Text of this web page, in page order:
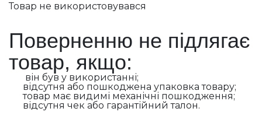
Товар не використовувався
Поверненню не підлягає
товар, якщо:
він був у використанні;
відсутня або пошкоджена упаковка товару;
товар має видимі механічні пошкодження;
відсутня чек або гарантійний талон.